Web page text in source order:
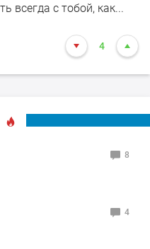
всегда с тобой, как...
4
8
4